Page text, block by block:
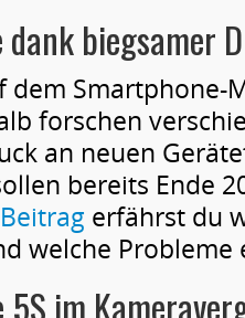
biegsamer
dem Smartphone-
forschen
an neuen
bereits Ende
Beitrag erfährst du
welche Probleme
5S im